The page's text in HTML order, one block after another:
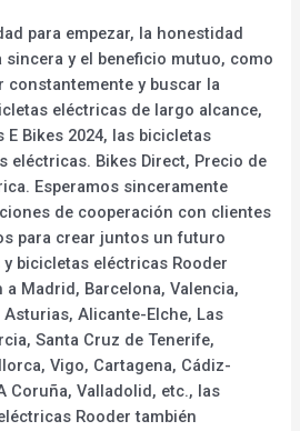
para empezar, la honestidad
sincera y el beneficio mutuo, como
y buscar la
eléctricas de largo alcance,
Bikes 2024, las bicicletas
eléctricas. Bikes Direct, Precio de
Esperamos sinceramente
de cooperación con clientes
para crear juntos un futuro
bicicletas eléctricas Rooder
Madrid, Barcelona, Valencia,
Asturias, Alicante-Elche, Las
Santa Cruz de Tenerife,
Vigo, Cartagena, Cádiz-
Coruña, Valladolid, etc., las
Rooder también